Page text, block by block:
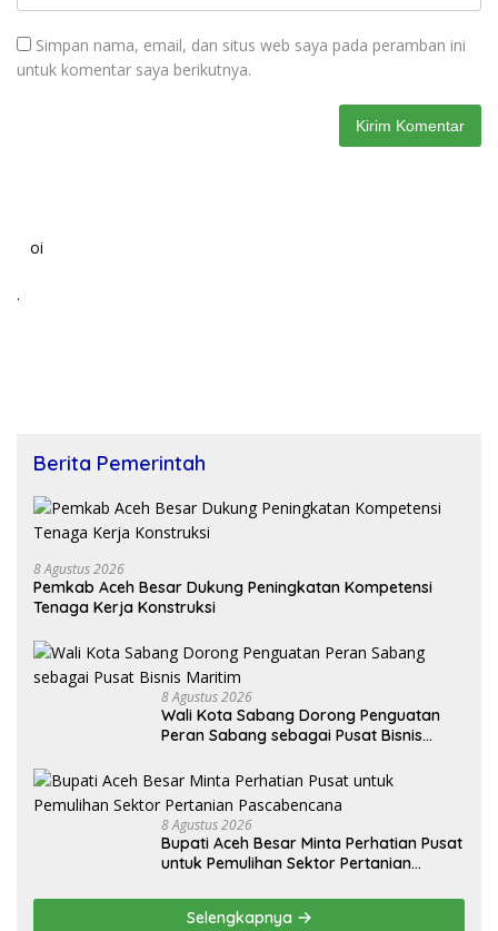
Simpan nama, email, dan situs web saya pada peramban ini
untuk komentar saya berikutnya.
oi
.
Berita Pemerintah
8 Agustus 2026
Pemkab Aceh Besar Dukung Peningkatan Kompetensi
Tenaga Kerja Konstruksi
8 Agustus 2026
Wali Kota Sabang Dorong Penguatan
Peran Sabang sebagai Pusat Bisnis
8 Agustus 2026
Bupati Aceh Besar Minta Perhatian Pusat
untuk Pemulihan Sektor Pertanian
Selengkapnya